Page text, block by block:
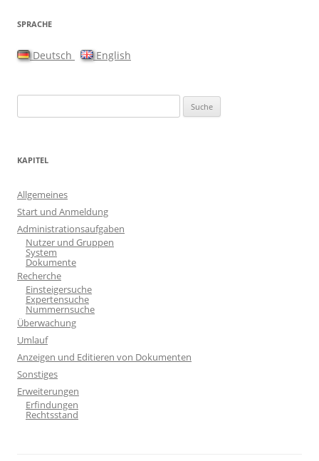
SPRACHE
Deutsch English
KAPITEL
Allgemeines
Start und Anmeldung
Administrationsaufgaben
Nutzer und Gruppen
System
Dokumente
Recherche
Einsteigersuche
Expertensuche
Nummernsuche
Überwachung
Umlauf
Anzeigen und Editieren von Dokumenten
Sonstiges
Erweiterungen
Erfindungen
Rechtsstand